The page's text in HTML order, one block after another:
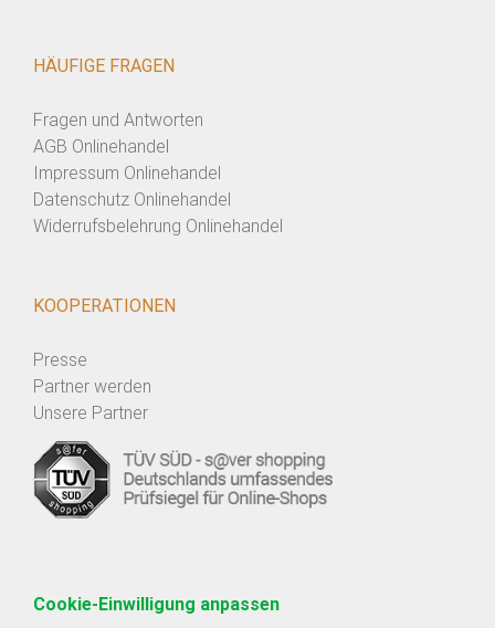
HÄUFIGE FRAGEN
Fragen und Antworten
AGB Onlinehandel
Impressum Onlinehandel
Datenschutz Onlinehandel
Widerrufsbelehrung Onlinehandel
KOOPERATIONEN
Presse
Partner werden
Unsere Partner
Cookie-Einwilligung anpassen